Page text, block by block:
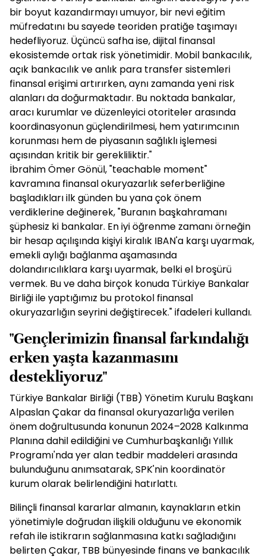
bir boyut kazandırmayı umuyor, bir nevi eğitim
müfredatını bu sayede teoriden pratiğe taşımayı
hedefliyoruz. Üçüncü safha ise, dijital finansal
ekosistemde ortak risk yönetimidir. Mobil bankacılık,
açık bankacılık ve anlık para transfer sistemleri
finansal erişimi artırırken, aynı zamanda yeni risk
alanları da doğurmaktadır. Bu noktada bankalar,
aracı kurumlar ve düzenleyici otoriteler arasında
koordinasyonun güçlendirilmesi, hem yatırımcının
korunması hem de piyasanın sağlıklı işlemesi
açısından kritik bir gerekliliktir."
İbrahim Ömer Gönül, "teachable moment"
kavramına finansal okuryazarlık seferberliğine
başladıkları ilk günden bu yana çok önem
verdiklerine değinerek, "Buranın başkahramanı
şüphesiz ki bankalar. En iyi öğrenme zamanı örneğin
bir hesap açılışında kişiyi kiralık IBAN'a karşı uyarmak,
emekli aylığı bağlanma aşamasında
dolandırıcılıklara karşı uyarmak, belki el broşürü
vermek. Bu ve daha birçok konuda Türkiye Bankalar
Birliği ile yaptığımız bu protokol finansal
okuryazarlığın seyrini değiştirecek." ifadeleri kullandı.
"Gençlerimizin finansal farkındalığı
erken yaşta kazanmasını
destekliyoruz"
Türkiye Bankalar Birliği (TBB) Yönetim Kurulu Başkanı
Alpaslan Çakar da finansal okuryazarlığa verilen
önem doğrultusunda konunun 2024–2028 Kalkınma
Planına dahil edildiğini ve Cumhurbaşkanlığı Yıllık
Programı'nda yer alan tedbir maddeleri arasında
bulunduğunu anımsatarak, SPK'nin koordinatör
kurum olarak belirlendiğini hatırlattı.
Bilinçli finansal kararlar almanın, kaynakların etkin
yönetimiyle doğrudan ilişkili olduğunu ve ekonomik
refah ile istikrarın sağlanmasına katkı sağladığını
belirten Çakar, TBB bünyesinde finans ve bankacılık